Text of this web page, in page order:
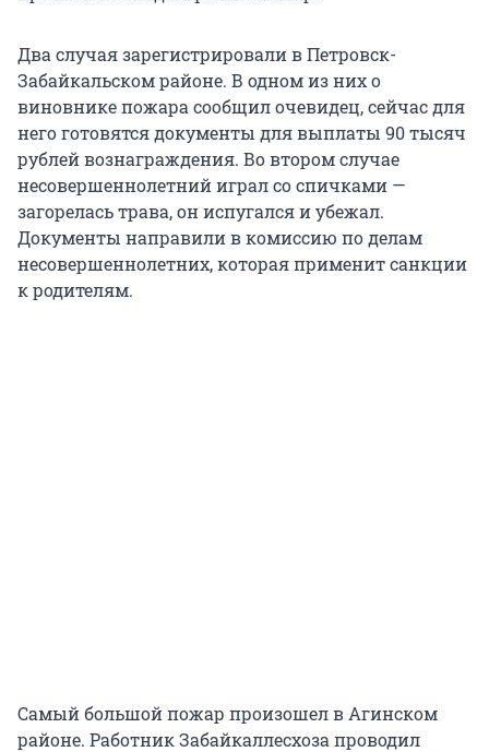
Два случая зарегистрировали в Петровск-
Забайкальском районе. В одном из них о
виновнике пожара сообщил очевидец, сейчас для
него готовятся документы для выплаты 90 тысяч
рублей вознаграждения. Во втором случае
несовершеннолетний играл со спичками —
загорелась трава, он испугался и убежал.
Документы направили в комиссию по делам
несовершеннолетних, которая применит санкции
к родителям.
Самый большой пожар произошел в Агинском
районе. Работник Забайкаллесхоза проводил